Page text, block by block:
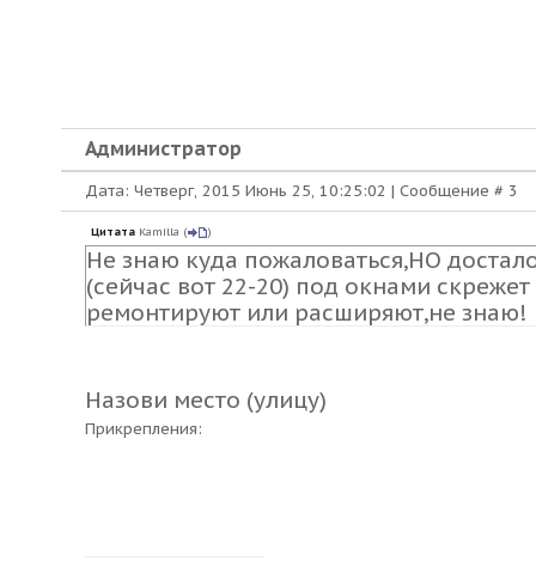
Администратор
Дата: Четверг, 2015 Июнь 25, 10:25:02 | Сообщение # 3
Цитата Kamilla ( )
Не знаю куда пожаловаться,НО
(сейчас вот 22-20) под окнами
ремонтируют или расширяют,не знаю!
Назови место (улицу)
Прикрепления: